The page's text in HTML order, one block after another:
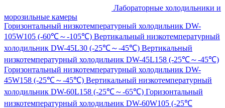
Лабораторные холодильники и
морозильные камеры
Горизонтальный низкотемпературный холодильник DW-
105W105 (-60℃～-105℃) Вертикальный низкотемпературный
холодильник DW-45L30 (-25℃～-45℃) Вертикальный
низкотемпературный холодильник DW-45L158 (-25℃～-45℃)
Горизонтальный низкотемпературный холодильник DW-
45W158 (-25℃～-45℃) Вертикальный низкотемпературный
холодильник DW-60L158 (-25℃～-65℃) Горизонтальный
низкотемпературный холодильник DW-60W105 (-25℃